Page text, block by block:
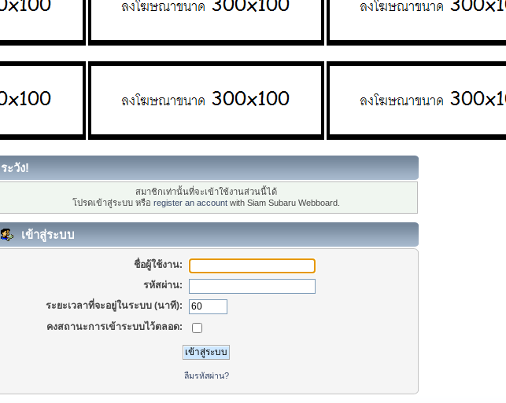
ระวัง!
สมาชิกเท่านั้นที่จะเข้าใช้งานส่วนนี้ได้
โปรดเข้าสู่ระบบ หรือ register an account with Siam Subaru Webboard.
เข้าสู่ระบบ
ชื่อผู้ใช้งาน:
รหัสผ่าน:
ระยะเวลาที่จะอยู่ในระบบ (นาที):
คงสถานะการเข้าระบบไว้ตลอด:
ลืมรหัสผ่าน?